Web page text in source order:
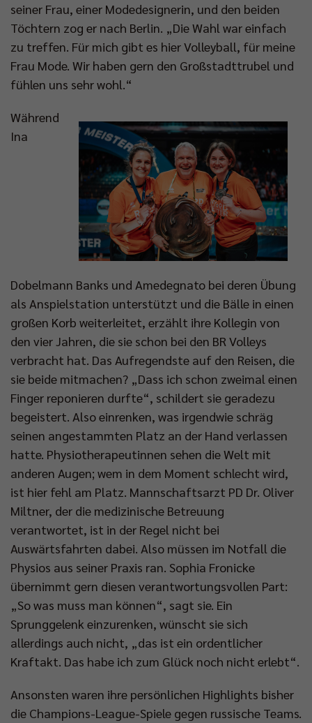
seiner Frau, einer Modedesignerin, und den beiden
Töchtern zog er nach Berlin. „Die Wahl war einfach
zu treffen. Für mich gibt es hier Volleyball, für meine
Frau Mode. Wir haben gern den Großstadttrubel und
fühlen uns sehr wohl.“
Während
Ina
Dobelmann Banks und Amedegnato bei deren Übung
als Anspielstation unterstützt und die Bälle in einen
großen Korb weiterleitet, erzählt ihre Kollegin von
den vier Jahren, die sie schon bei den BR Volleys
verbracht hat. Das Aufregendste auf den Reisen, die
sie beide mitmachen? „Dass ich schon zweimal einen
Finger reponieren durfte“, schildert sie geradezu
begeistert. Also einrenken, was irgendwie schräg
seinen angestammten Platz an der Hand verlassen
hatte. Physiotherapeutinnen sehen die Welt mit
anderen Augen; wem in dem Moment schlecht wird,
ist hier fehl am Platz. Mannschaftsarzt PD Dr. Oliver
Miltner, der die medizinische Betreuung
verantwortet, ist in der Regel nicht bei
Auswärtsfahrten dabei. Also müssen im Notfall die
Physios aus seiner Praxis ran. Sophia Fronicke
übernimmt gern diesen verantwortungsvollen Part:
„So was muss man können“, sagt sie. Ein
Sprunggelenk einzurenken, wünscht sie sich
allerdings auch nicht, „das ist ein ordentlicher
Kraftakt. Das habe ich zum Glück noch nicht erlebt“.
Ansonsten waren ihre persönlichen Highlights bisher
die Champions-League-Spiele gegen russische Teams.